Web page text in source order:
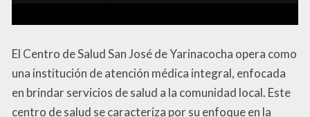
El Centro de Salud San José de Yarinacocha opera como
una institución de atención médica integral, enfocada
en brindar servicios de salud a la comunidad local. Este
centro de salud se caracteriza por su enfoque en la